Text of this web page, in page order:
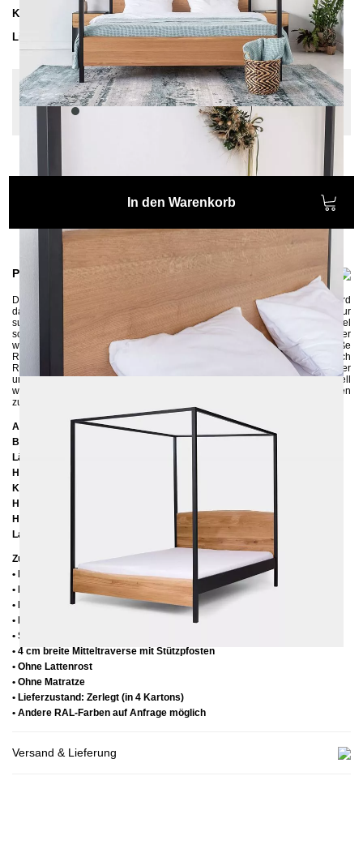
Kollektion
Lieferzeit
3-4 Wochen| vsl. 29. Aug - 5. Sep
Konfiguration bearbeiten
Farben:
Anthrazit
In den Warenkorb
Produktinformationen
Das
wird in Handarbeit gefertigt und jedes Stück wird
dank der natürlichen Baumkante zu einem Unikat. Das Bett ist nicht nur
super gemütlich und komfortabel, es ist auch sehr praktisch. Der Himmel
sorgt für Gemütlichkeit und Geborgenheit, die besonders im Schlafzimmer
wichtig sind. Das in Handarbeit gefertigte Himmelbett passt perfekt in große
Räume und verleiht jedem Schlafzimmer mit ein wenig Stoff einen Hauch
Romantik. Das Himmelbett wird aus Eichenholz und Metall gefertigt, der
umweltschonend pulverbeschichtet wird. Das stabile und robuste Bettgestell
wird zerlegt geliefert und kann
ohne großes handwerkliches Wissen
zusammengebaut werden.
Abmessungen
Breite:
Länge:
Höhe:
Kopfteilhöhe:
Höhe bis zur Rahmenunterkante:
25 cm
Höhe bis zur Rahmenoberkante:
35 cm
Lattenrostabsenkung:
Zusätzliche Informationen
• Handmade
• Holz: Eiche lackiert
• Metall: Pulverbeschichtet
• Fußstopfen aus Kunststoff
• Seitenablagen für Lattenrost 2,8 cm
• 4 cm breite Mitteltraverse mit Stützpfosten
• Ohne Lattenrost
• Ohne Matratze
• Lieferzustand: Zerlegt (in 4 Kartons)
• Andere RAL-Farben auf Anfrage möglich
Versand & Lieferung